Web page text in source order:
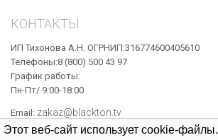
Этот веб-сайт использует cookie-файлы.
КОНТАКТЫ
ИП Тихонова А.Н. ОГРНИП:316774600405610
Телефоны:8 (800) 500 43 97
График работы:
Пн-Пт/ 9:00-18:00
Email: zakaz@blackton.tv